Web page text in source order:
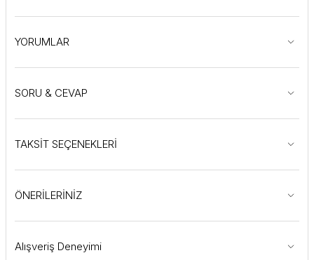
YORUMLAR
SORU & CEVAP
TAKSİT SEÇENEKLERİ
ÖNERİLERİNİZ
Alışveriş Deneyimi